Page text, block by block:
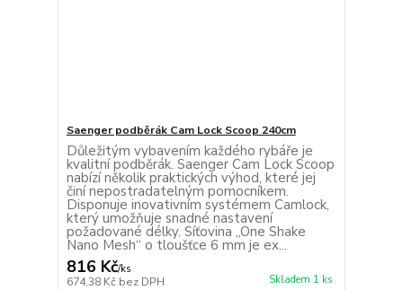
Saenger podběrák Cam Lock Scoop 240cm
Důležitým vybavením každého rybáře je
kvalitní podběrák. Saenger Cam Lock Scoop
nabízí několik praktických výhod, které jej
činí nepostradatelným pomocníkem.
Disponuje inovativním systémem Camlock,
který umožňuje snadné nastavení
požadované délky. Síťovina „One Shake
Nano Mesh“ o tloušťce 6 mm je ex...
816 Kč/ks
674,38 Kč bez DPH Skladem 1 ks